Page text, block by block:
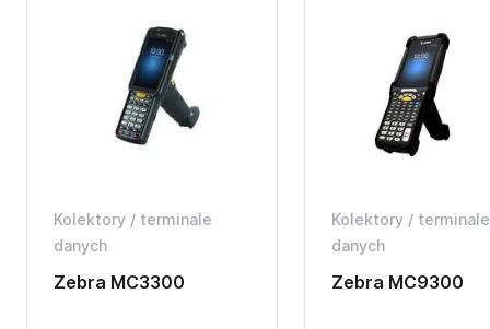
Kolektory / terminale
danych
Zebra MC3300
Kolektory / terminale
danych
Zebra MC9300